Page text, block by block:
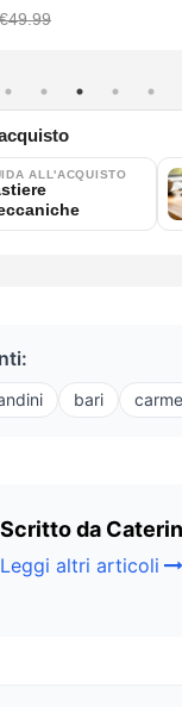
bari
Scritto da
Leggi altri articoli